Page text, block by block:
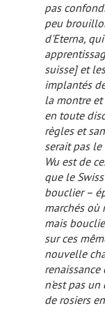
pas
peu
d'Eterna,
suisse]et
implantés
la montre et
en toute
règles et
serait pas
Wu est de
que le
bouclier–
marchés où
mais
sur ces
nouvelle
renaissance
n'est pas
de rosiers